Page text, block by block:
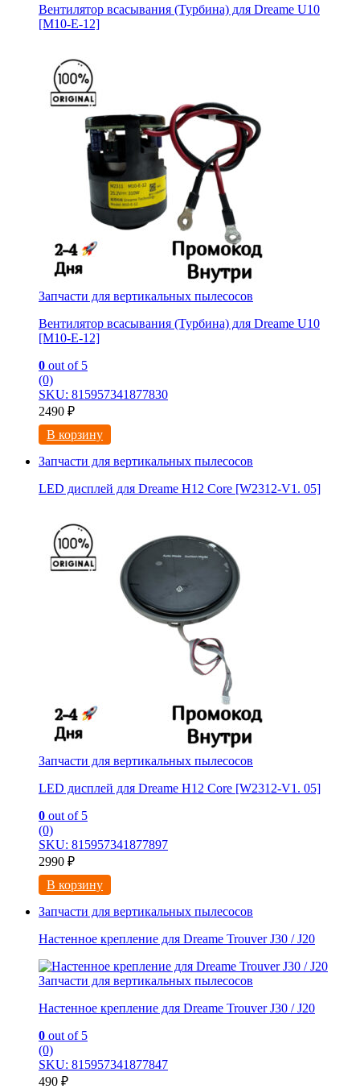
Вентилятор всасывания (Турбина) для Dreame U10
[M10-E-12]
Запчасти для вертикальных пылесосов
Вентилятор всасывания (Турбина) для Dreame U10
[M10-E-12]
0 out of 5
(0)
SKU: 815957341877830
2490 ₽
В корзину
Запчасти для вертикальных пылесосов
LED дисплей для Dreame H12 Core [W2312-V1. 05]
Запчасти для вертикальных пылесосов
LED дисплей для Dreame H12 Core [W2312-V1. 05]
0 out of 5
(0)
SKU: 815957341877897
2990 ₽
В корзину
Запчасти для вертикальных пылесосов
Настенное крепление для Dreame Trouver J30 / J20
Запчасти для вертикальных пылесосов
Настенное крепление для Dreame Trouver J30 / J20
0 out of 5
(0)
SKU: 815957341877847
490 ₽